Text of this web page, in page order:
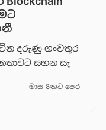
දරුණු ගංවතුර
සහන සැ
මාස 8කට පෙර